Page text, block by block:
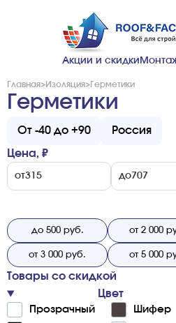
Акции и скидки
Главная>Изоляция>Герметики
Герметики
От -40 до +90 Россия
Цена, ₽
от до
до 500 руб. от 2 000
от 3 000 руб. от 5 000
Товары со скидкой
Цвет
Про­з­ра­ч­ный
Ши­фер